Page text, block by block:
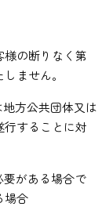
の断りなく第
ません。
方公共団体又は
することに対
がある場合で
場合